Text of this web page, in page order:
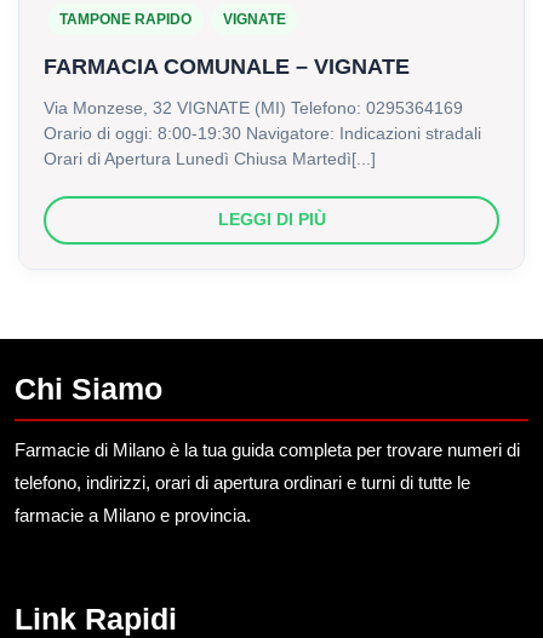
TAMPONE RAPIDO VIGNATE
FARMACIA COMUNALE – VIGNATE
–
Via Monzese, 32 VIGNATE (MI) Telefono: 0295364169
Orario di oggi: 8:00-19:30 Navigatore: Indicazioni stradali
Orari di Apertura Lunedì Chiusa Martedì[...]
LEGGI DI PIÙLEGGI
DI
Chi Siamo
Farmacie di Milano è la tua guida completa per trovare numeri di
telefono, indirizzi, orari di apertura ordinari e turni di tutte le
farmacie a Milano e provincia.
Link Rapidi